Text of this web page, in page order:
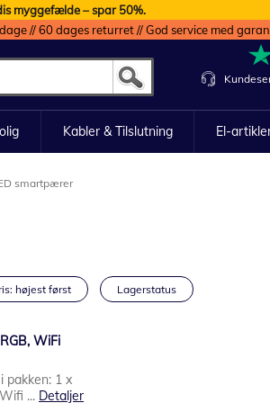
myggefælde – spar 50%.
// 60 dages returret // God service med
Kabler & Tilslutning El-
smartpærer
højest først Lagerstatus
WiFi
pakken: 1 x
... Detaljer